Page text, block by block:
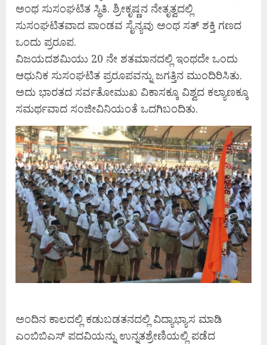
ಅಂಥ ಸುಸಂಘಟಿತ ಸ್ಥಿತಿ. ಶ್ರೀಕೃಷ್ಣನ ನೇತೃತ್ವದಲ್ಲಿ
ಸುಸಂಘಟಿತವಾದ ಪಾಂಡವ ಸೈನ್ಯವು ಅಂಥ ಸತ್ ಶಕ್ತಿ ಗಣದ
ಒಂದು ಪ್ರರೂಪ.
ವಿಜಯದಶಮಿಯು 20 ನೇ ಶತಮಾನದಲ್ಲಿ ಇಂಥದೇ ಒಂದು
ಆಧುನಿಕ ಸುಸಂಘಟಿತ ಪ್ರರೂಪವನ್ನು ಜಗತ್ತಿನ ಮುಂದಿರಿಸಿತು.
ಅದು ಭಾರತದ ಸರ್ವತೋಮುಖ ವಿಕಾಸಕ್ಕೂ ವಿಶ್ವದ ಕಲ್ಯಾಣಕ್ಕೂ
ಸಮರ್ಥವಾದ ಸಂಜೀವಿನಿಯಂತೆ ಒದಗಿಬಂದಿತು.
ಅಂದಿನ ಕಾಲದಲ್ಲಿ ಕಡುಬಡತನದಲ್ಲಿ ವಿದ್ಯಾಭ್ಯಾಸ ಮಾಡಿ
ಎಂಬಿಬಿಎಸ್ ಪದವಿಯನ್ನು ಉನ್ನತಶ್ರೇಣಿಯಲ್ಲಿ ಪಡೆದ